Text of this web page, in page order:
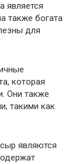
является
также богата
для
которая
Они также
такими как
являются